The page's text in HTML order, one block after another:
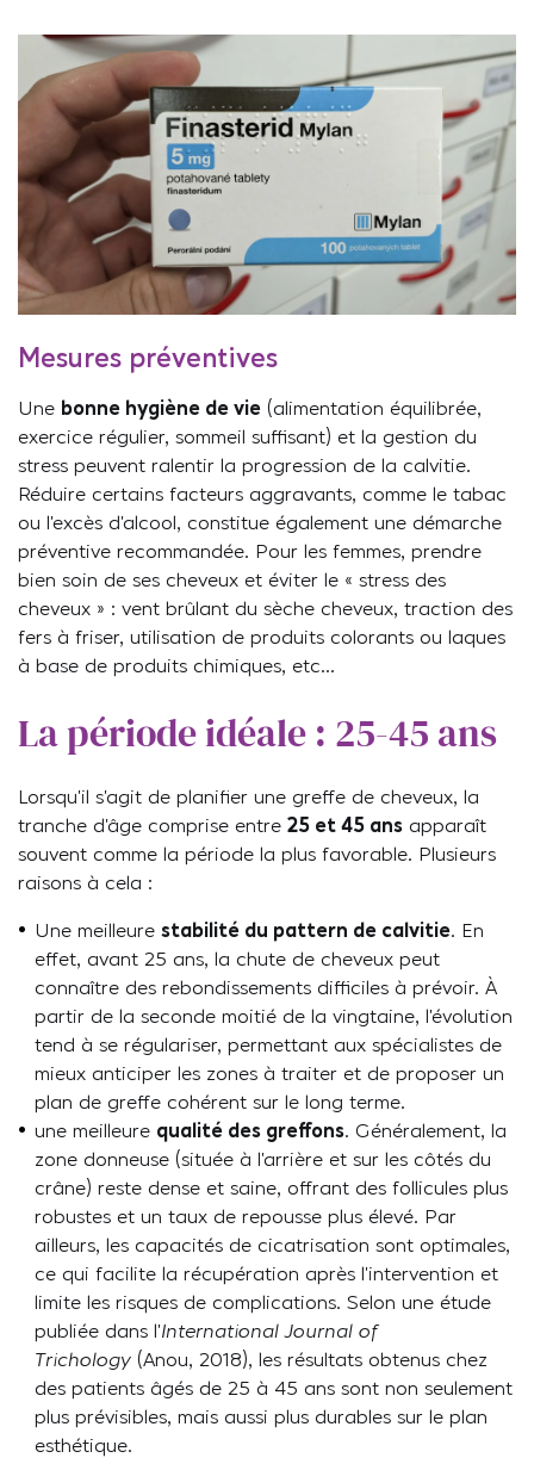
Mesures préventives
Une bonne hygiène de vie (alimentation équilibrée,
exercice régulier, sommeil suffisant) et la gestion du
stress peuvent ralentir la progression de la calvitie.
Réduire certains facteurs aggravants, comme le tabac
ou l’excès d’alcool, constitue également une démarche
préventive recommandée. Pour les femmes, prendre
bien soin de ses cheveux et éviter le « stress des
cheveux » : vent brûlant du sèche cheveux, traction des
fers à friser, utilisation de produits colorants ou laques
à base de produits chimiques, etc…
La période idéale : 25-45 ans
Lorsqu’il s’agit de planifier une greffe de cheveux, la
tranche d’âge comprise entre 25 et 45 ans apparaît
souvent comme la période la plus favorable. Plusieurs
raisons à cela :
Une meilleure stabilité du pattern de calvitie. En
effet, avant 25 ans, la chute de cheveux peut
connaître des rebondissements difficiles à prévoir. À
partir de la seconde moitié de la vingtaine, l’évolution
tend à se régulariser, permettant aux spécialistes de
mieux anticiper les zones à traiter et de proposer un
plan de greffe cohérent sur le long terme.
une meilleure qualité des greffons. Généralement, la
zone donneuse (située à l’arrière et sur les côtés du
crâne) reste dense et saine, offrant des follicules plus
robustes et un taux de repousse plus élevé. Par
ailleurs, les capacités de cicatrisation sont optimales,
ce qui facilite la récupération après l’intervention et
limite les risques de complications. Selon une étude
publiée dans l’International Journal of
Trichology (Anou, 2018), les résultats obtenus chez
des patients âgés de 25 à 45 ans sont non seulement
plus prévisibles, mais aussi plus durables sur le plan
esthétique.